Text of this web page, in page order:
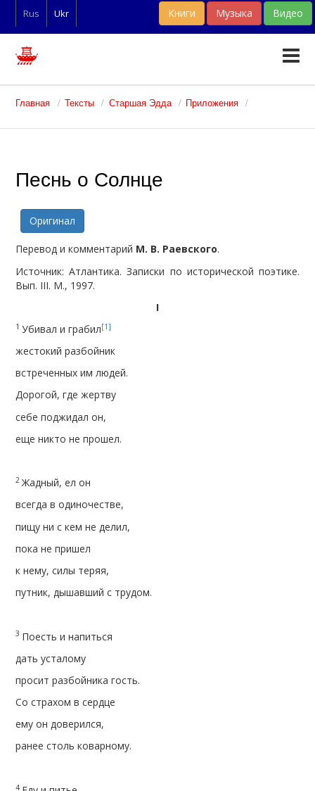
Rus Ukr Книги Музыка Видео
Тексты
Фан-арт
Главная Тексты Старшая Эдда Приложения
Песнь о Солнце
Оригинал
Перевод и комментарий М. В. Раевского.
Источник: Атлантика. Записки по исторической поэтике.
Вып. III. М., 1997.
I
1Убивал и грабил[1]
жестокий разбойник
встреченных им людей.
Дорогой, где жертву
себе поджидал он,
еще никто не прошел.
2Жадный, ел он
всегда в одиночестве,
пищу ни с кем не делил,
пока не пришел
к нему, силы теряя,
путник, дышавший с трудом.
3 Поесть и напиться
дать усталому
просит разбойника гость.
Со страхом в сердце
ему он доверился,
ранее столь коварному.
4